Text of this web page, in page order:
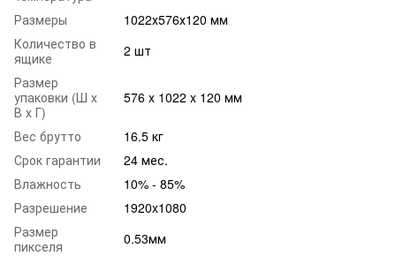
Размеры
1022х576х120 мм
Количество в
ящике
2 шт
Размер
упаковки (Ш х
В х Г)
576 x 1022 x 120 мм
Вес брутто
16.5 кг
Срок гарантии
24 мес.
Влажность
10% - 85%
Разрешение
1920x1080
Размер
пикселя
0.53мм